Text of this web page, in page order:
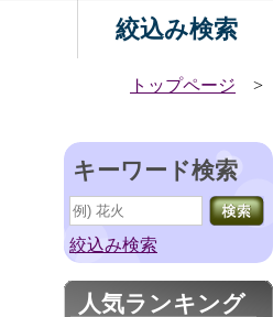
絞込み検索
トップページ >
キーワード検索
絞込み検索
人気ランキング